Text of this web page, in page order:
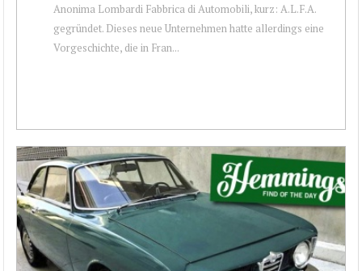
Anonima Lombardi Fabbrica di Automobili, kurz: A.L.F.A.
gegründet. Dieses neue Unternehmen hatte allerdings eine
Vorgeschichte, die in Fran...